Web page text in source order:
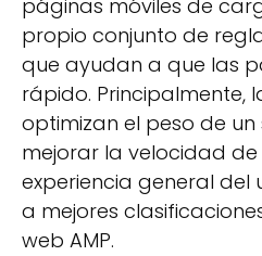
páginas móviles de
propio conjunto de
que ayudan a que las
rápido. Principalmente,
optimizan el peso de
mejorar la velocidad
experiencia general del
a mejores
web AMP.